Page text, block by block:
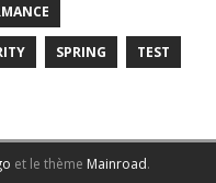
SPRING TEST
et le thème Mainroad.